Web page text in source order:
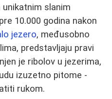
slanim
10.000 godina nakon
jezero, međusobno
predstavljaju pravi
je ribolov u jezerima,
izuzetno pitome -
rukom.